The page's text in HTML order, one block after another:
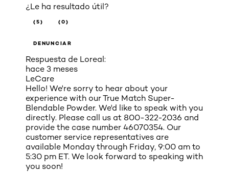
¿Le ha resultado útil?
(5) (0)
DENUNCIAR
Respuesta de Loreal:
hace 3 meses
LeCare
Hello! We're sorry to hear about your
experience with our True Match Super-
Blendable Powder. We'd like to speak with you
directly. Please call us at 800-322-2036 and
provide the case number 46070354. Our
customer service representatives are
available Monday through Friday, 9:00 am to
5:30 pm ET. We look forward to speaking with
you soon!